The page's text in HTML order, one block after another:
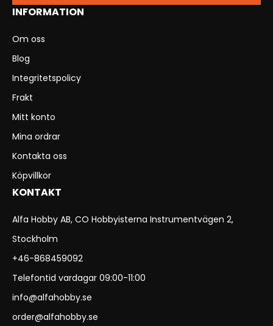
INFORMATION
Om oss
Blog
Integritetspolicy
Frakt
Mitt konto
Mina ordrar
Kontakta oss
Köpvillkor
KONTAKT
Alfa Hobby AB, CO Hobbyisterna Instrumentvägen 2,
Stockholm
+46-868459092
Telefontid vardagar 09:00-11:00
info@alfahobby.se
order@alfahobby.se